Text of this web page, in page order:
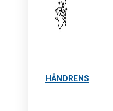
HÅNDRENS